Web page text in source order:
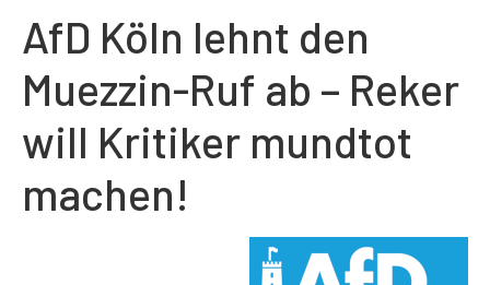
AfD Köln lehnt den
Muezzin-Ruf ab – Reker
will Kritiker mundtot
machen!